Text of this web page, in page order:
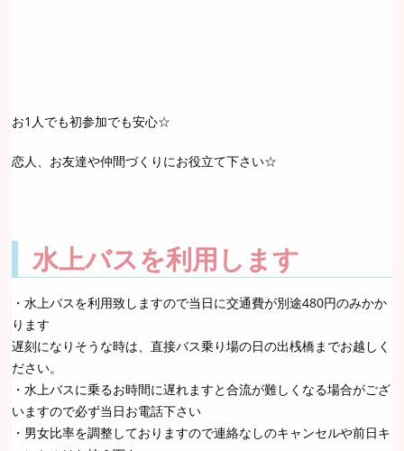
お1人でも初参加でも安心☆
恋人、お友達や仲間づくりにお役立て下さい☆
水上バスを利用します
・水上バスを利用致しますので当日に交通費が別途480円のみかか
ります
遅刻になりそうな時は、直接バス乗り場の日の出桟橋までお越しく
ださい。
・水上バスに乗るお時間に遅れますと合流が難しくなる場合がござ
いますので必ず当日お電話下さい
・男女比率を調整しておりますので連絡なしのキャンセルや前日キ